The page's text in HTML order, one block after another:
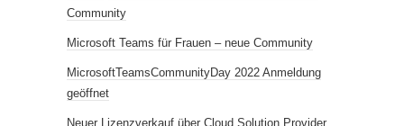
Community
Microsoft Teams für Frauen – neue Community
MicrosoftTeamsCommunityDay 2022 Anmeldung
geöffnet
Neuer Lizenzverkauf über Cloud Solution Provider